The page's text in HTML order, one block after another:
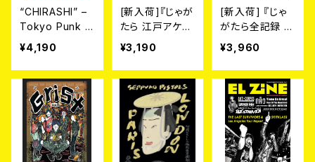
“CHIRASHI” –
Tokyo Punk &
New Wave ’78
-80s
¥4,190
[新入荷]『じゃが
たら 江戸アケ
ミ、四万十川か
ら』
¥3,190
[新入荷] 『じゃ
がたら全記録 19
80-1990 松原
研二写真集』
¥3,960